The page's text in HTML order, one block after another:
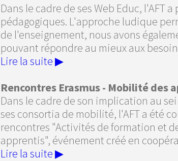
Dans le cadre de ses Web Educ, l'AFT
pédagogiques. L'approche ludique
de l'enseignement, nous avons
pouvant répondre au mieux aux
Lire la suite ▶
Rencontres Erasmus - Mobilité des
Dans le cadre de son implication au
ses consortia de mobilité, l'AFT a été
rencontres "Activités de formation et
apprentis", événement créé en
Lire la suite ▶